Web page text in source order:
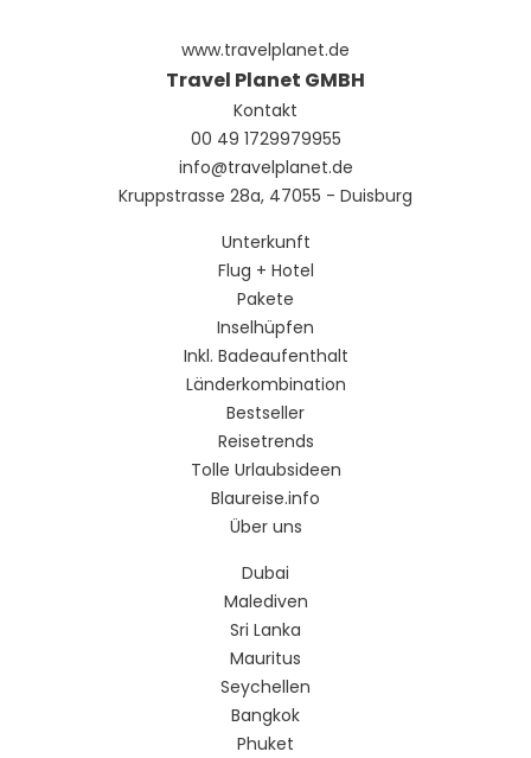
www.travelplanet.de
Travel Planet GMBH
Kontakt
00 49 1729979955
info@travelplanet.de
Kruppstrasse 28a, 47055 - Duisburg
Unterkunft
Flug + Hotel
Pakete
Inselhüpfen
Inkl. Badeaufenthalt
Länderkombination
Bestseller
Reisetrends
Tolle Urlaubsideen
Blaureise.info
Über uns
Dubai
Malediven
Sri Lanka
Mauritus
Seychellen
Bangkok
Phuket